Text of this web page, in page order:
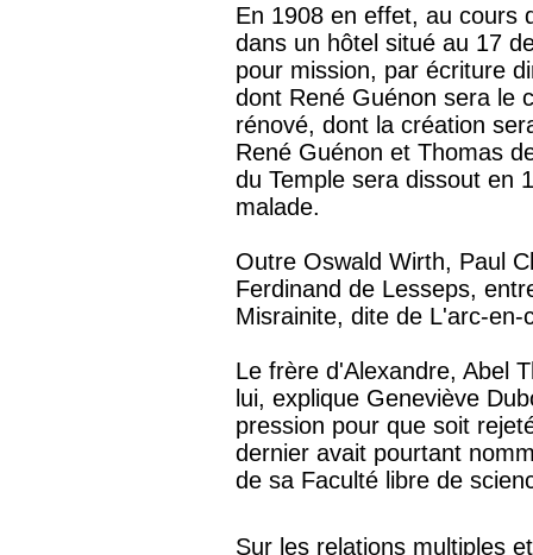
En 1908 en effet, au cours
dans un hôtel situé au 17
pour mission, par écriture
dont René Guénon sera le
rénové, dont la création
René Guénon et Thomas
du Temple sera dissout en
malade.
Outre Oswald Wirth, Paul
Ferdinand de Lesseps,
Misrainite, dite de L'arc-en-
Le frère d'Alexandre, Abel
lui, explique Geneviève
pression pour que soit
dernier avait pourtant
de sa Faculté libre de
Sur les relations multiples